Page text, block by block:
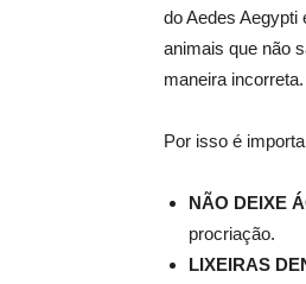
do Aedes Aegypti
animais que não
maneira incorreta.
Por isso é
NÃO DEIXE
procriação.
LIXEIRAS